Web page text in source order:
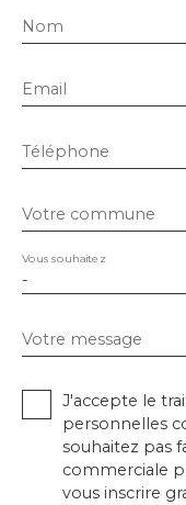
Nom
Email
Téléphone
Votre commune
-
Vous souhaitez
Votre message
J'accepte le
personnelles
souhaitez pas
commerciale
vous inscrire